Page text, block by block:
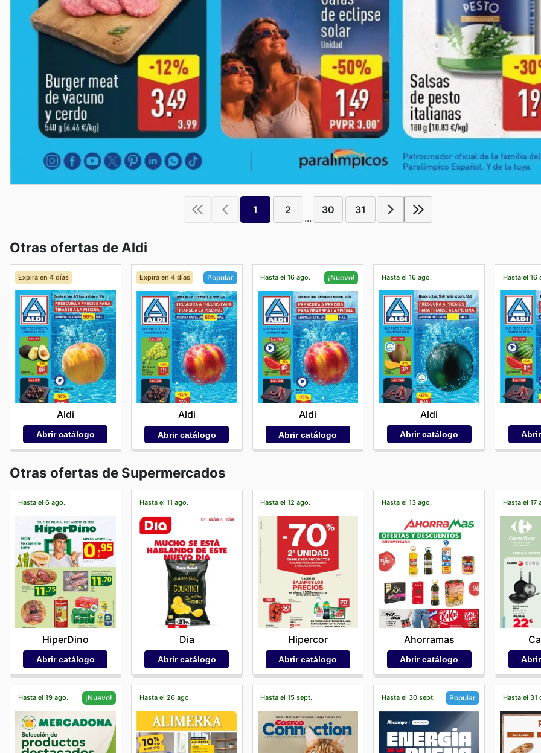
1 2
...
30 31
Otras ofertas de Aldi
Expira en 4 días
Aldi
Abrir catálogo
Expira en 4 días Popular
Aldi
Abrir catálogo
Hasta el 16 ago. ¡Nuevo!
Aldi
Abrir catálogo
Hasta el 16 ago.
Aldi
Abrir catálogo
Hasta el 16
Otras ofertas de Supermercados
Hasta el 6 ago.
HiperDino
Abrir catálogo
Hasta el 11 ago.
Dia
Abrir catálogo
Hasta el 12 ago.
Hipercor
Abrir catálogo
Hasta el 13 ago.
Ahorramas
Abrir catálogo
Hasta el 17
Hasta el 19 ago. ¡Nuevo! Hasta el 26 ago. Hasta el 15 sept. Hasta el 30 sept. Popular Hasta el 31